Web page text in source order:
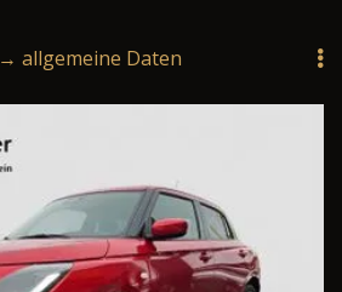
→ allgemeine Daten